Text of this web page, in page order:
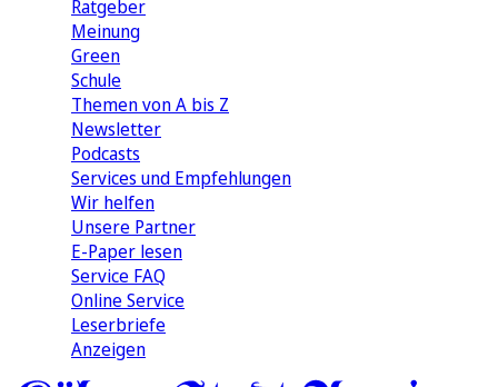
Ratgeber
Meinung
Green
Schule
Themen von A bis Z
Newsletter
Podcasts
Services und Empfehlungen
Wir helfen
Unsere Partner
E-Paper lesen
Service FAQ
Online Service
Leserbriefe
Anzeigen